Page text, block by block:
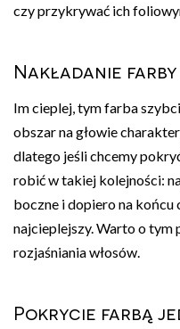
czy przykrywać ich
Nakładanie
Im cieplej, tym farba
obszar na głowie
dlatego jeśli chcemy
robić w takiej kolejności:
boczne i dopiero na końcu
najcieplejszy. Warto o tym
rozjaśniania włosów.
Pokrycie farbą